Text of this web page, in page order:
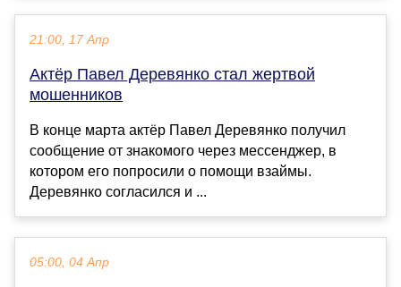
21:00, 17 Апр
Актёр Павел Деревянко стал жертвой
мошенников
В конце марта актёр Павел Деревянко получил
сообщение от знакомого через мессенджер, в
котором его попросили о помощи взаймы.
Деревянко согласился и ...
05:00, 04 Апр